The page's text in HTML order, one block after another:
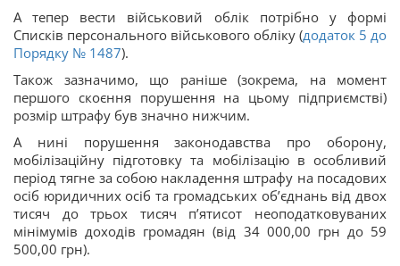
А тепер вести військовий облік потрібно у формі
Списків персонального військового обліку (додаток 5 до
Порядку № 1487).
Також зазначимо, що раніше (зокрема, на момент
першого скоєння порушення на цьому підприємстві)
розмір штрафу був значно нижчим.
А нині порушення законодавства про оборону,
мобілізаційну підготовку та мобілізацію в особливий
період тягне за собою накладення штрафу на посадових
осіб юридичних осіб та громадських об’єднань від двох
тисяч до трьох тисяч п’ятисот неоподатковуваних
мінімумів доходів громадян (від 34 000,00 грн до 59
500,00 грн).